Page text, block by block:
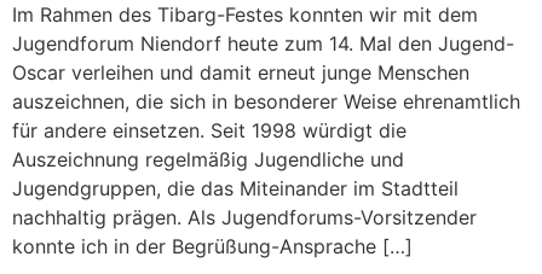
Im Rahmen des Tibarg-Festes konnten wir mit dem
Jugendforum Niendorf heute zum 14. Mal den Jugend-
Oscar verleihen und damit erneut junge Menschen
auszeichnen, die sich in besonderer Weise ehrenamtlich
für andere einsetzen. Seit 1998 würdigt die
Auszeichnung regelmäßig Jugendliche und
Jugendgruppen, die das Miteinander im Stadtteil
nachhaltig prägen. Als Jugendforums-Vorsitzender
konnte ich in der Begrüßung-Ansprache […]